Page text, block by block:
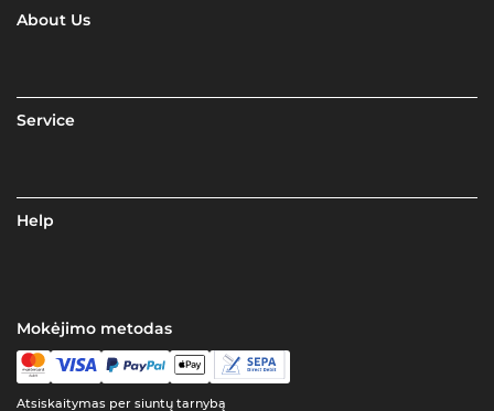
About Us
Service
Help
Mokėjimo metodas
Atsiskaitymas per siuntų tarnybą